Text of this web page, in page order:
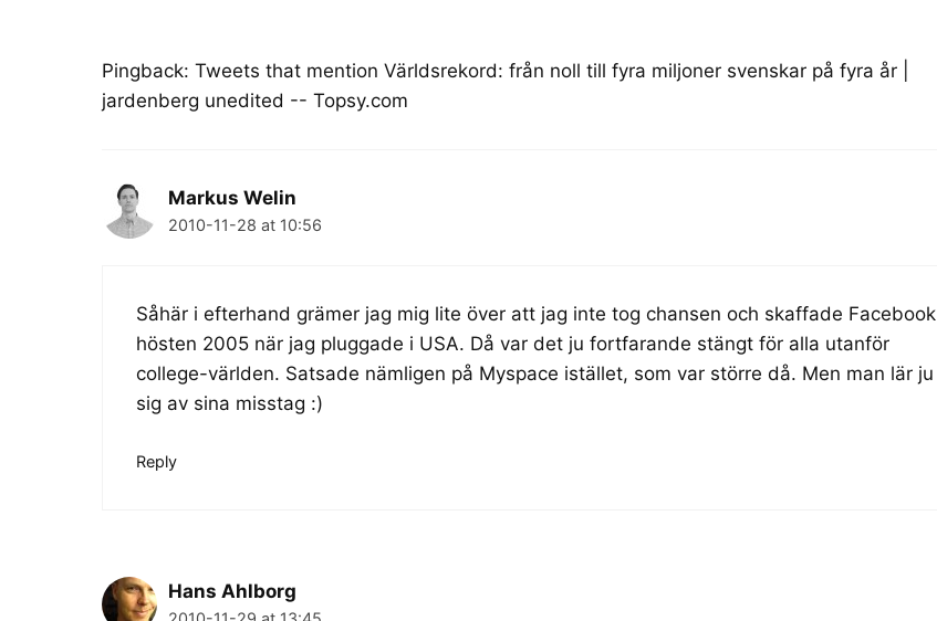
Pingback: Tweets that mention Världsrekord: från noll till fyra miljoner svenskar på fyra år |
jardenberg unedited -- Topsy.com
Markus Welin
2010-11-28 at 10:56
Såhär i efterhand grämer jag mig lite över att jag inte tog chansen och skaffade Facebook
hösten 2005 när jag pluggade i USA. Då var det ju fortfarande stängt för alla utanför
college-världen. Satsade nämligen på Myspace istället, som var större då. Men man lär ju
sig av sina misstag :)
Reply
Hans Ahlborg